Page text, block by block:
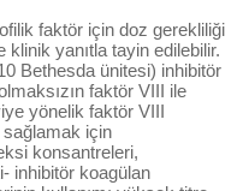
faktör için doz gerekliliği
yanıtla tayin edilebilir.
Bethesda ünitesi) inhibitör
faktör VIII ile
yönelik faktör VIII
sağlamak için
konsantreleri,
inhibitör koagülan